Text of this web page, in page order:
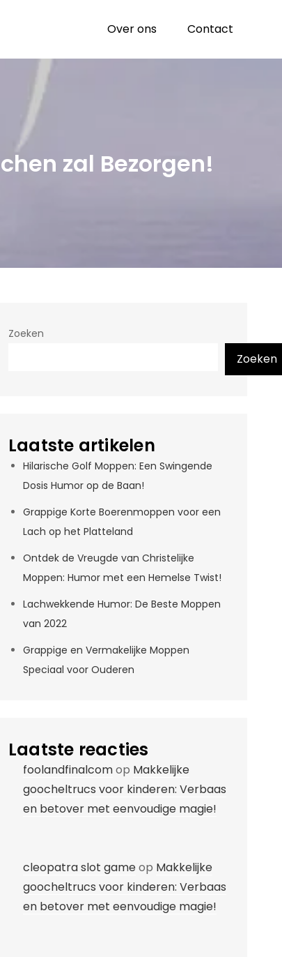
Over ons Contact
zal Bezorgen!
Zoeken
Zoeken
Laatste artikelen
Hilarische Golf Moppen: Een Swingende
Dosis Humor op de Baan!
Grappige Korte Boerenmoppen voor een
Lach op het Platteland
Ontdek de Vreugde van Christelijke
Moppen: Humor met een Hemelse Twist!
Lachwekkende Humor: De Beste Moppen
van 2022
Grappige en Vermakelijke Moppen
Speciaal voor Ouderen
Laatste reacties
foolandfinalcomop Makkelijke
goocheltrucs voor kinderen: Verbaas
en betover met eenvoudige magie!
cleopatra slot gameop Makkelijke
goocheltrucs voor kinderen: Verbaas
en betover met eenvoudige magie!